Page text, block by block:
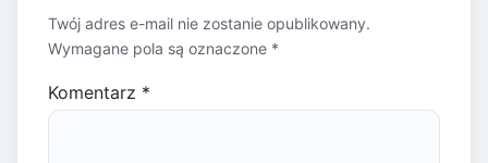
Twój adres e-mail nie zostanie opublikowany.
Wymagane pola są oznaczone *
Komentarz *